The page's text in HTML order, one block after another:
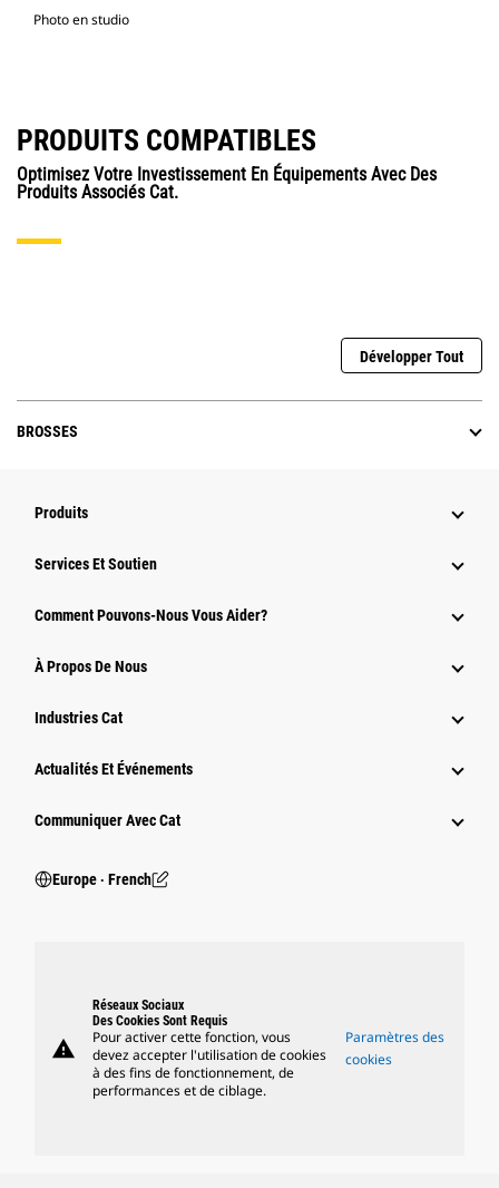
Photo en studio
PRODUITS COMPATIBLES
Optimisez Votre Investissement En Équipements Avec Des
Produits Associés Cat.
Développer Tout
BROSSES
Produits
Services Et Soutien
Comment Pouvons-Nous Vous Aider?
À Propos De Nous
Industries Cat
Actualités Et Événements
Communiquer Avec Cat
Europe ‧ French
warning
Réseaux Sociaux
Des Cookies Sont Requis
Pour activer cette fonction, vous
devez accepter l'utilisation de cookies
à des fins de fonctionnement, de
performances et de ciblage.
Paramètres des
cookies